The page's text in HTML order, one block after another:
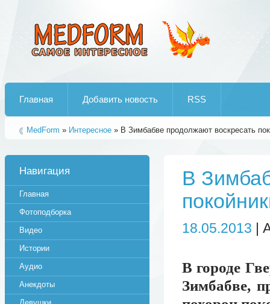
Главная Добавить новость RSS
MedForm » Интересное » В Зимбабве продолжают воскресать
В
18.05.2013 |
В городе
Зимбабве,
Навигация
Главная
Фотоподборка
Видео
Истории
Аудио
Анекдоты